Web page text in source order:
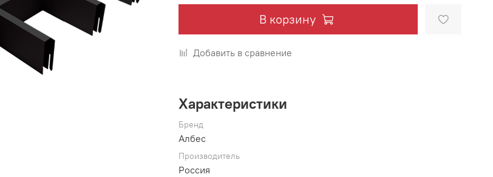
В корзину
Добавить в сравнение
Характеристики
Бренд
Албес
Производитель
Россия